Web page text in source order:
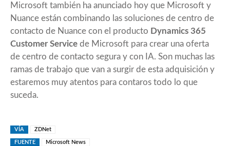
Microsoft también ha anunciado hoy que Microsoft y
Nuance están combinando las soluciones de centro de
contacto de Nuance con el producto Dynamics 365
Customer Service de Microsoft para crear una oferta
de centro de contacto segura y con IA. Son muchas las
ramas de trabajo que van a surgir de esta adquisición y
estaremos muy atentos para contaros todo lo que
suceda.
VÍA ZDNet
FUENTE Microsoft News